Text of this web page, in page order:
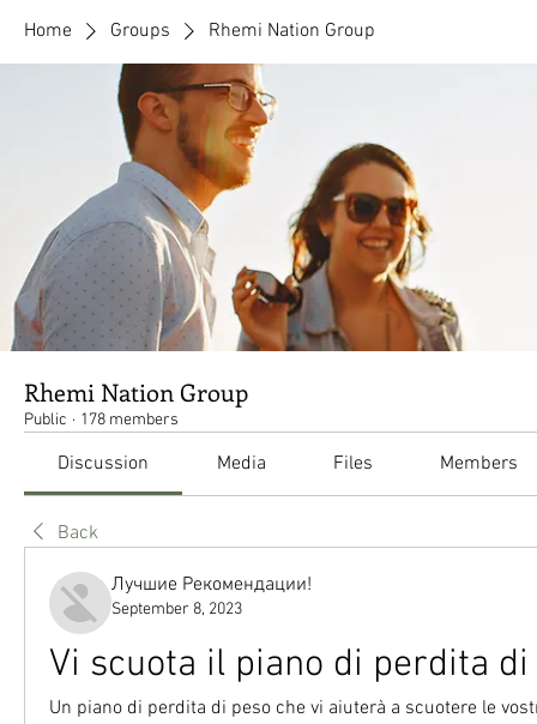
Home Groups Rhemi Nation Group
Rhemi Nation Group
Public · 178 members
Discussion Media Files Members
Back
Лучшие Рекомендации!
September 8, 2023
Vi scuota il piano di perdita di
Un piano di perdita di peso che vi aiuterà a scuotere le